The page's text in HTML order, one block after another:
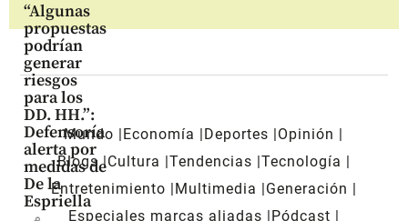
“Algunas
propuestas
podrían
generar
riesgos
para los
DD. HH.”:
Defensoría
alerta por
medidas de
De la
Espriella
Mundo Economía Deportes
Opinión
Blogs
Cultura Tendencias Tecnología
Entretenimiento
Multimedia
Generación
Especiales marcas aliadas
Pódcast